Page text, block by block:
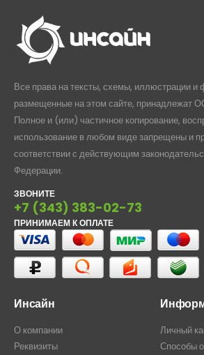
Все права на тексты, схемы, иллюстрации и
размещенные на этом сайте, принадлежат
Полное и (или) частичное копирование,
использование в любом виде запрещены и
соответствии с действующим
Федерации.
ЗВОНИТЕ
+7 (343) 383-02-73
ПРИНИМАЕМ К ОПЛАТЕ
Инсайн
О компании
Реквизиты
Личный
Способы